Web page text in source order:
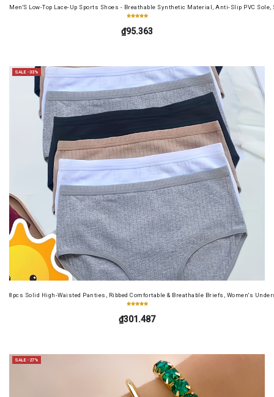
Men'S Low-Top Lace-Up Sports Shoes - Breathable Synthetic Material, Anti-Slip PVC
₫95.363
SALE -33%
8pcs Solid High-Waisted Panties, Ribbed Comfortable & Breathable Briefs, Women's
₫301.487
SALE -27%